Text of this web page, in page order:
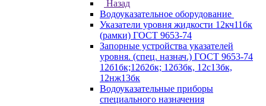
Назад
Водоуказательное оборудование
Указатели уровня жидкости 12кч11бк
(рамки) ГОСТ 9653-74
Запорные устройства указателей
уровня. (спец. назнач.) ГОСТ 9653-74
12б1бк;12б2бк; 12б3бк, 12с13бк,
12нж13бк
Водоуказательные приборы
специального назначения